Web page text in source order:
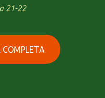
21-22
COMPLETA